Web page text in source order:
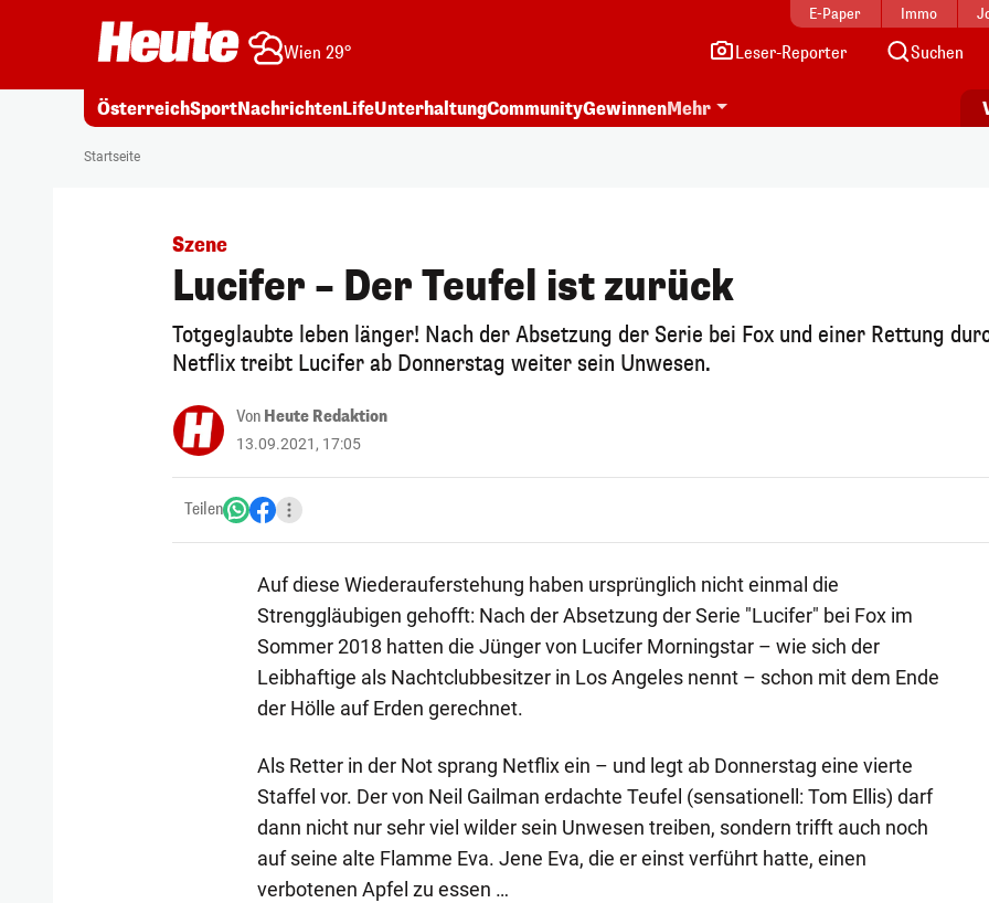
E-Paper Immo
Wien 29° Leser-Reporter Suchen
ÖsterreichSportNachrichtenLifeUnterhaltungCommunityGewinnenMehr
Startseite
Szene
Lucifer – Der Teufel ist zurück
Totgeglaubte leben länger! Nach der Absetzung der Serie bei Fox und einer Rettung
Netflix treibt Lucifer ab Donnerstag weiter sein Unwesen.
Von Heute Redaktion
13.09.2021, 17:05
Teilen
Auf diese Wiederauferstehung haben ursprünglich nicht einmal die
Strenggläubigen gehofft: Nach der Absetzung der Serie "Lucifer" bei Fox im
Sommer 2018 hatten die Jünger von Lucifer Morningstar – wie sich der
Leibhaftige als Nachtclubbesitzer in Los Angeles nennt – schon mit dem Ende
der Hölle auf Erden gerechnet.
Als Retter in der Not sprang Netflix ein – und legt ab Donnerstag eine vierte
Staffel vor. Der von Neil Gailman erdachte Teufel (sensationell: Tom Ellis) darf
dann nicht nur sehr viel wilder sein Unwesen treiben, sondern trifft auch noch
auf seine alte Flamme Eva. Jene Eva, die er einst verführt hatte, einen
verbotenen Apfel zu essen …